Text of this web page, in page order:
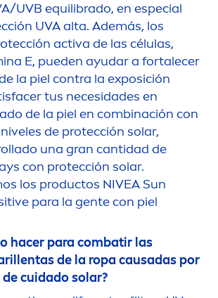
UVB equilibrado, en especial
UVA alta. Además, los
activa de las células,
a E, pueden ayudar a fortalecer
la piel contra la exposición
tus necesidades en
de la piel en combinación con
de protección solar,
una gran cantidad de
con protección solar.
los productos NIVEASun
para la gente con piel
hacer para combatir las
de la ropa causadas por
cuidado solar?